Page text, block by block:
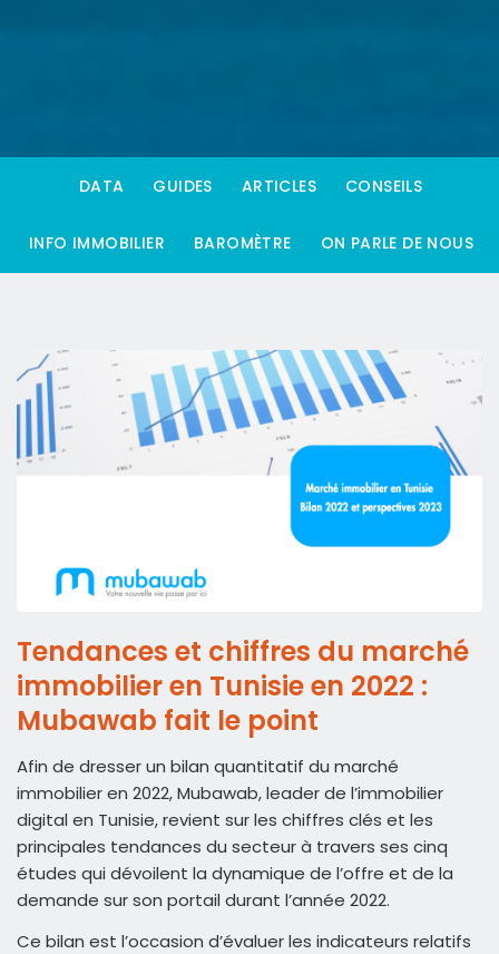
DATA GUIDES ARTICLES CONSEILS
INFO IMMOBILIER BAROMÈTRE ON PARLE DE NOUS
Tendances et chiffres du marché
immobilier en Tunisie en 2022 :
Mubawab fait le point
Afin de dresser un bilan quantitatif du marché
immobilier en 2022, Mubawab, leader de l’immobilier
digital en Tunisie, revient sur les chiffres clés et les
principales tendances du secteur à travers ses cinq
études qui dévoilent la dynamique de l’offre et de la
demande sur son portail durant l’année 2022.
Ce bilan est l’occasion d’évaluer les indicateurs relatifs